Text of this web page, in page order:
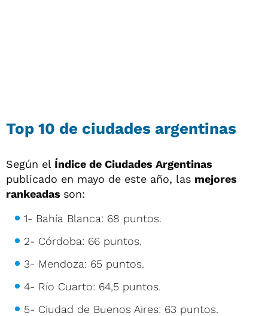
Top 10 de ciudades argentinas
Según el Índice de Ciudades Argentinas
publicado en mayo de este año, las mejores
rankeadas son:
1- Bahía Blanca: 68 puntos.
2- Córdoba: 66 puntos.
3- Mendoza: 65 puntos.
4- Río Cuarto: 64,5 puntos.
5- Ciudad de Buenos Aires: 63 puntos.